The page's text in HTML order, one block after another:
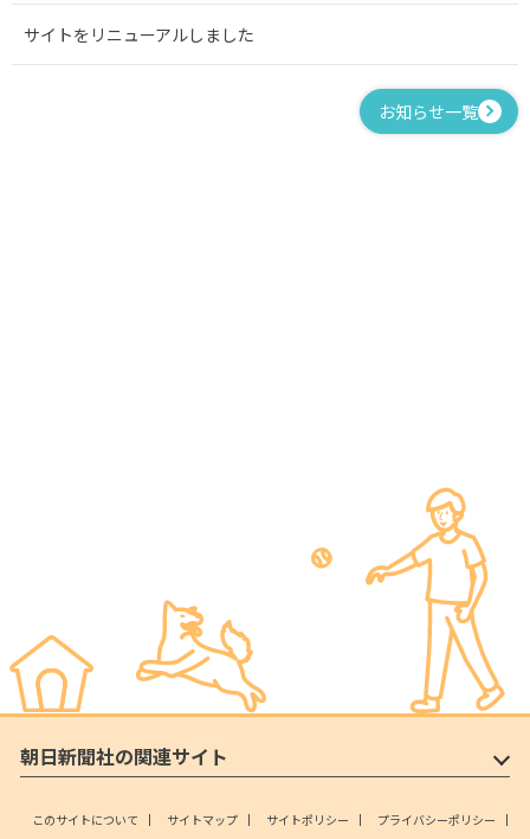
サイトをリニューアルしました
お知らせ一覧
朝日新聞社の関連サイト
このサイトについて サイトマップ サイトポリシー プライバシーポリシー